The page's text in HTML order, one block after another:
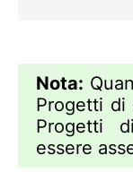
Nota:
Progetti
Progetti
essere